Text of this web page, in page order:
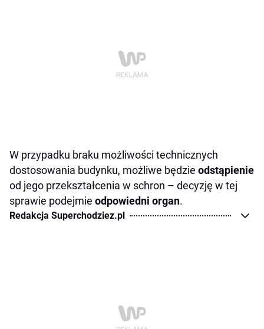
W przypadku braku możliwości technicznych
dostosowania budynku, możliwe będzie odstąpienie
od jego przekształcenia w schron – decyzję w tej
sprawie podejmie odpowiedni organ.
Redakcja Superchodziez.pl